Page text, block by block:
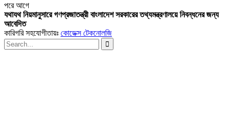
পরেআগে
যথাযথ নিয়মানুসারে গণপ্রজাতন্ত্রী বাংলাদেশ সরকারের তথ্যমন্ত্রণালয়ে নিবন্ধনের জন্য
আবেদিত
কারিগরি সহযোগীতায়ঃ কোডেক্স টেকনোলজি